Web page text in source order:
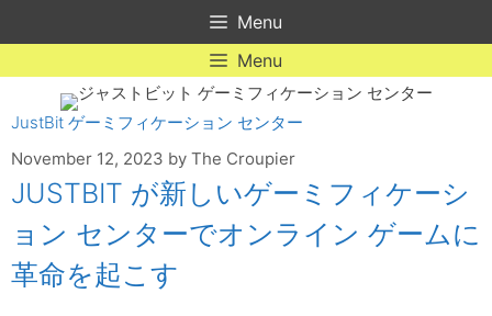
Menu
Menu
JustBit ゲーミフィケーション センター
November 12, 2023 by The Croupier
JUSTBIT が新しいゲーミフィケーシ
ョン センターでオンライン ゲームに
革命を起こす